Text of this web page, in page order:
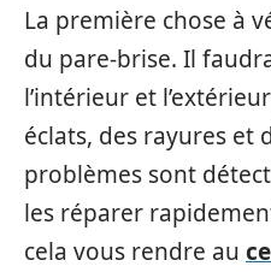
La première chose à
du pare-brise. Il
l’intérieur et
éclats, des rayures et
problèmes sont
les réparer
cela vous rendre au